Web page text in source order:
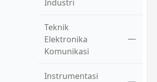
Industri
Teknik
Elektronika
Komunikasi
Instrumentasi